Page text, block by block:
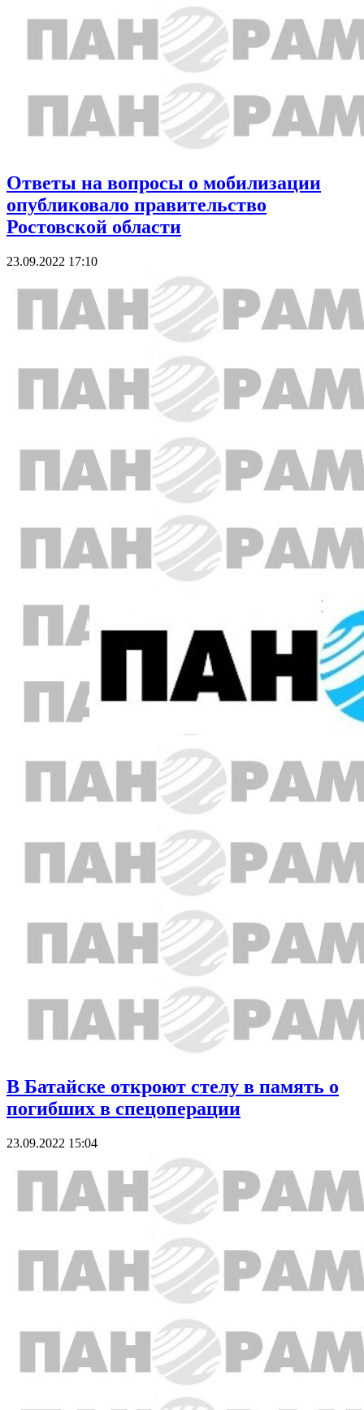
Ответы на вопросы о мобилизации
опубликовало правительство
Ростовской области
23.09.2022 17:10
В Батайске откроют стелу в память о
погибших в спецоперации
23.09.2022 15:04